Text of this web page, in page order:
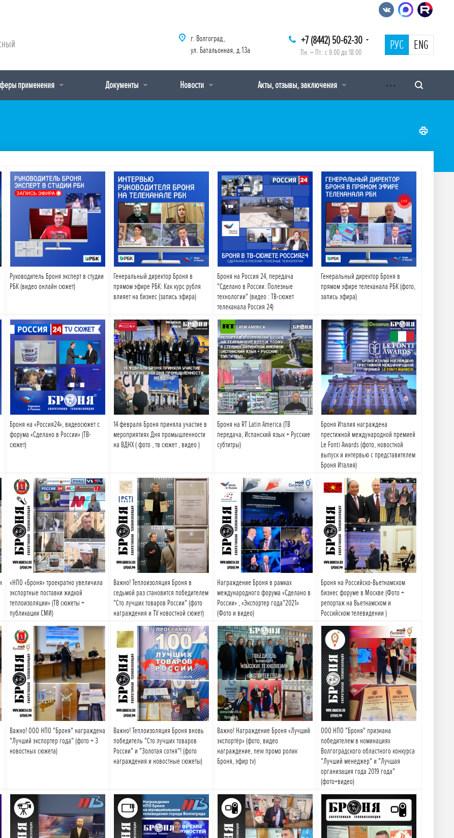
+7 (8442) 50-62-30
Пн. – Пт.: с 9:00 до 18:00 РУС ENG
г. Волгоград,
ул. Батальонная, д.13а
применения Документы Новости Акты, отзывы, заключения
Подробнее
Руководитель Броня эксперт в студии
РБК (видео онлайн сюжет)
Подробнее
Генеральный директор Броня в
прямом эфире РБК: Как курс рубля
влияет на бизнес (запись эфира)
Подробнее
Броня на Россия 24, передача
"Сделано в России: Полезные
технологии" (видео : ТВ-сюжет
телеканала Россия 24)
Подробнее
Генеральный директор Броня в
прямом эфире телеканала РБК (фото,
запись эфира)
Подробнее
Броня на «Россия24», видеосюжет с
форума «Сделано в России» (ТВ-
сюжет)
Подробнее
14 февраля Броня приняла участие в
мероприятиях Дня промышленности
на ВДНХ ( фото , тв сюжет , видео )
Подробнее
Броня на RT Latin America (ТВ
передача, Испанский язык + Русские
субтитры)
Подробнее
Броня Италия награждена
престижной международной премией
Le Fonti Awards (фото, новостной
выпуск и интервью с представителем
Броня Италия)
Подробнее
«НПО «Броня» троекратно увеличила
экспортные поставки жидкой
теплоизоляции» (ТВ сюжеты +
публикации СМИ)
Подробнее
Важно! Теплоизоляция Броня в
седьмой раз становится победителем
"Сто лучших товаров России" (фото
награждения и TV новостной сюжет)
Подробнее
Награждение Броня в рамках
международного форума «Сделано в
России» , «Экспортер года"2021»
(Фото и видео)
Подробнее
Броня на Российско-Вьетнамском
бизнес форуме в Москве (Фото +
репортаж на Вьетнамском и
Российском телевидении )
Подробнее
Важно! ООО НПО "Броня" награждена
"Лучший экспортер года" (фото + 3
новостных сюжета)
Подробнее
Важно! Теплоизоляция Броня вновь
победитель "Сто лучших товаров
России" и "Золотая сотня"! (фото
награждения и новостные сюжеты)
Подробнее
Важно! Награждение Броня «Лучший
экспортёр» (фото, видео
награждение, new промо ролик
Броня, эфир tv)
Подробнее
ООО НПО "Броня" признана
победителем в номинациях
Волгоградского областного конкурса
"Лучший менеджер" и "Лучшая
организация года 2019 года"
(фото+видео)